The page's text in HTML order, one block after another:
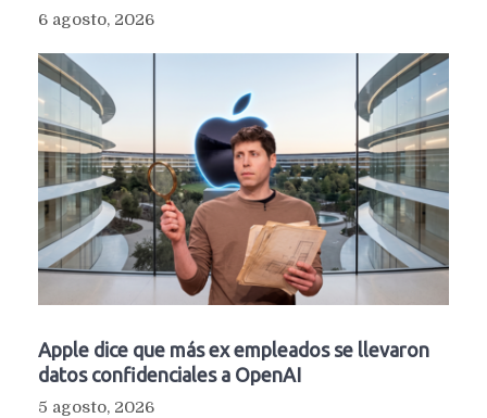
6 agosto, 2026
Apple dice que más ex empleados se llevaron
datos confidenciales a OpenAI
5 agosto, 2026